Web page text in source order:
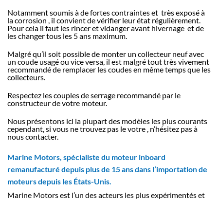
Notamment soumis à de fortes contraintes et très exposé à
la corrosion , il convient de vérifier leur état régulièrement.
Pour cela il faut les rincer et vidanger avant hivernage et de
les changer tous les 5 ans maximum.
Malgré qu’il soit possible de monter un collecteur neuf avec
un coude usagé ou vice versa, il est malgré tout très vivement
recommandé de remplacer les coudes en même temps que les
collecteurs.
Respectez les couples de serrage recommandé par le
constructeur de votre moteur.
Nous présentons ici la plupart des modèles les plus courants
cependant, si vous ne trouvez pas le votre , n’hésitez pas à
nous contacter.
Marine Motors, spécialiste du moteur inboard
remanufacturé depuis plus de 15 ans dans l’importation de
moteurs depuis les États-Unis.
Marine Motors est l’un des acteurs les plus expérimentés et